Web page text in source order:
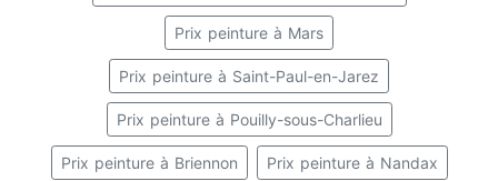
Prix peinture à Mars
Prix peinture à Saint-Paul-en-Jarez
Prix peinture à Pouilly-sous-Charlieu
Prix peinture à Briennon Prix peinture à Nandax